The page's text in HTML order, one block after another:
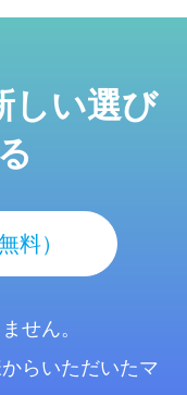
しい選び
料）
せん。
らいただいたマ